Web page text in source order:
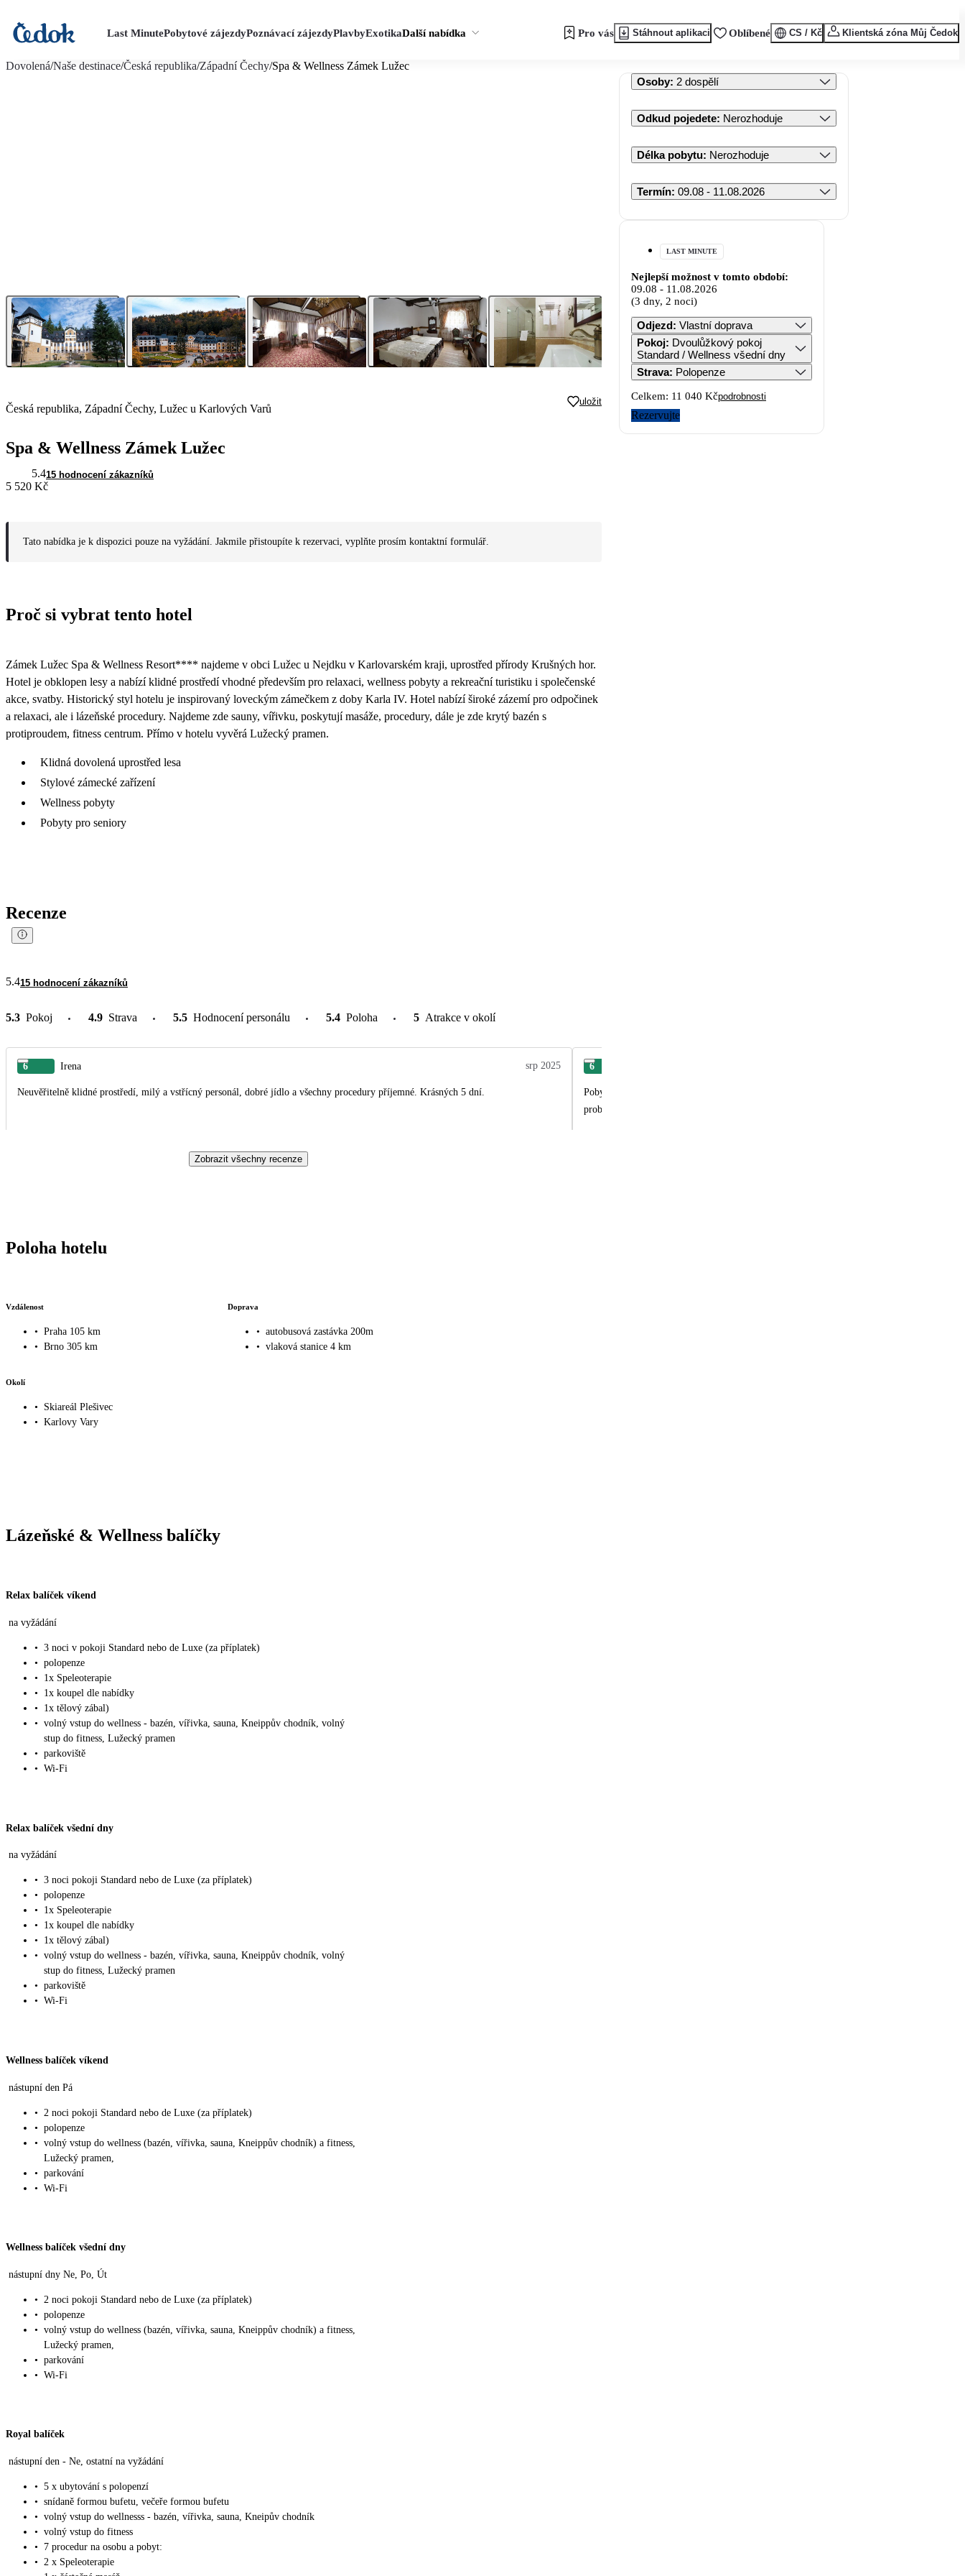
Last MinutePobytové zájezdyPoznávací zájezdyPlavbyExotikaDalší nabídka Pro vás Stáhnout aplikaci Oblíbené CS / Kč Klientská zóna Můj Čedok
Dovolená/Naše destinace/Česká republika/Západní Čechy/Spa & Wellness Zámek Lužec
Česká republika, Západní Čechy, Lužec u Karlových Varů
uložit
Spa & Wellness Zámek Lužec
5.415 hodnocení zákazníků
5 520 Kč
Tato nabídka je k dispozici pouze na vyžádání. Jakmile přistoupíte k rezervaci, vyplňte prosím kontaktní formulář.
Proč si vybrat tento hotel
Zámek Lužec Spa & Wellness Resort**** najdeme v obci Lužec u Nejdku v Karlovarském kraji, uprostřed přírody Krušných hor.
Hotel je obklopen lesy a nabízí klidné prostředí vhodné především pro relaxaci, wellness pobyty a rekreační turistiku i společenské
akce, svatby. Historický styl hotelu je inspirovaný loveckým zámečkem z doby Karla IV. Hotel nabízí široké zázemí pro odpočinek
a relaxaci, ale i lázeňské procedury. Najdeme zde sauny, vířivku, poskytují masáže, procedury, dále je zde krytý bazén s
protiproudem, fitness centrum. Přímo v hotelu vyvěrá Lužecký pramen.
Klidná dovolená uprostřed lesa
Stylové zámecké zařízení
Wellness pobyty
Pobyty pro seniory
Recenze
5.415 hodnocení zákazníků
5.3 Pokoj 4.9 Strava 5.5 Hodnocení personálu 5.4 Poloha 5 Atrakce v okolí
6 Irena srp 2025
Neuvěřitelně klidné prostředí, milý a vstřícný personál, dobré jídlo a všechny procedury příjemné. Krásných 5 dní.
6
Pobyt jsme si užili naplno a wellnes bylo super…. Personál byl velice ochotný a příjemný…
problému….můžu jenom doporučit
Zobrazit všechny recenze
Poloha hotelu
Vzdálenost
• Praha 105 km
• Brno 305 km
Doprava
• autobusová zastávka 200m
• vlaková stanice 4 km
Okolí
•
Skiareál Plešivec
• Karlovy Vary
Lázeňské & Wellness balíčky
Relax balíček víkend
na vyžádání
• 3 noci v pokoji Standard nebo de Luxe (za příplatek)
• polopenze
•
1x Speleoterapie
•
1x koupel dle nabídky
•
1x tělový zábal)
• volný vstup do wellness - bazén, vířivka, sauna, Kneippův chodník, volný
stup do fitness, Lužecký pramen
• parkoviště
• Wi-Fi
Relax balíček všední dny
na vyžádání
• 3 noci pokoji Standard nebo de Luxe (za příplatek)
• polopenze
•
1x Speleoterapie
•
1x koupel dle nabídky
•
1x tělový zábal)
• volný vstup do wellness - bazén, vířivka, sauna, Kneippův chodník, volný
stup do fitness, Lužecký pramen
• parkoviště
• Wi-Fi
Wellness balíček víkend
nástupní den Pá
•
2 noci pokoji Standard nebo de Luxe (za příplatek)
• polopenze
• volný vstup do wellness (bazén, vířivka, sauna, Kneippův chodník) a fitness,
Lužecký pramen,
• parkování
• Wi-Fi
Wellness balíček všední dny
nástupní dny Ne, Po, Út
•
2 noci pokoji Standard nebo de Luxe (za příplatek)
• polopenze
• volný vstup do wellness (bazén, vířivka, sauna, Kneippův chodník) a fitness,
Lužecký pramen,
• parkování
• Wi-Fi
Royal balíček
nástupní den - Ne, ostatní na vyžádání
• 5 x ubytování s polopenzí
• snídaně formou bufetu, večeře formou bufetu
• volný vstup do wellnesss - bazén, vířivka, sauna, Kneipův chodník
• volný vstup do fitness
•
7 procedur na osobu a pobyt:
•
2 x Speleoterapie
Osoby: 2 dospělí
Odkud pojedete: Nerozhoduje
Délka pobytu: Nerozhoduje
Termín: 09.08 - 11.08.2026
LAST MINUTE
Nejlepší možnost v tomto období:
09.08 - 11.08.2026
(3 dny, 2 noci)
Odjezd: Vlastní doprava
Pokoj: Dvoulůžkový pokoj
Standard / Wellness všední dny
Strava: Polopenze
Celkem: 11 040 Kčpodrobnosti
Rezervujte